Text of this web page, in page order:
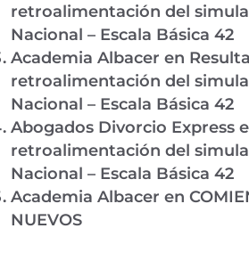
retroalimentación del
Nacional – Escala Básica 42
Academia Albacer en
retroalimentación del
Nacional – Escala Básica 42
Abogados Divorcio Express
retroalimentación del
Nacional – Escala Básica 42
Academia Albacer en
NUEVOS